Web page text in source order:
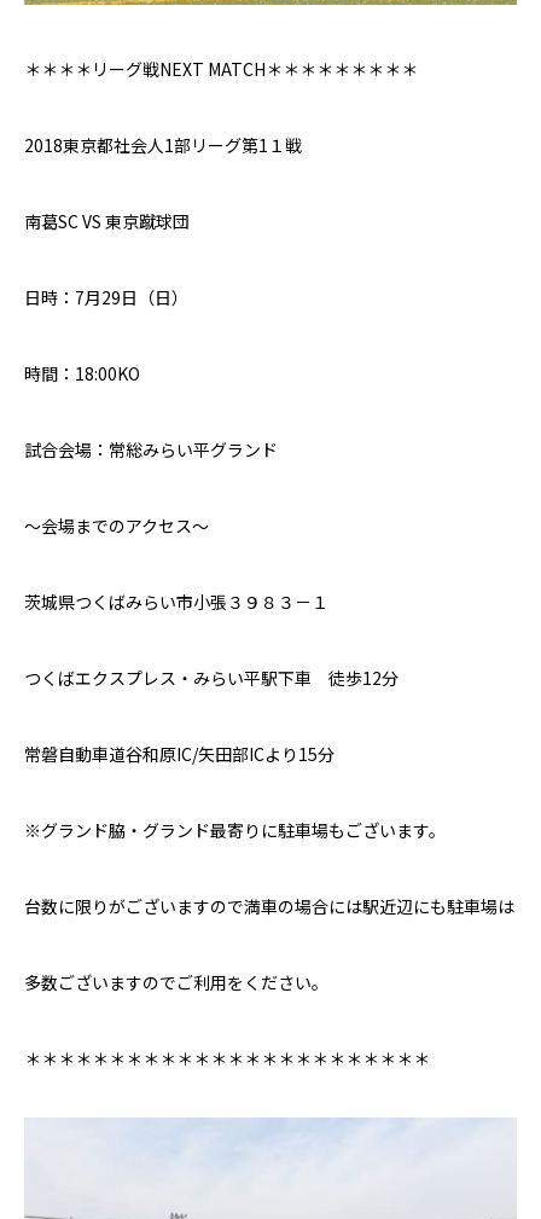
＊＊＊＊リーグ戦NEXT MATCH＊＊＊＊＊＊＊＊＊
2018東京都社会人 1部リーグ第1１ 戦
南葛SCVS 東京蹴球団
日時： 7月29日（日）
時間： 18:00KO
試合会場：常総みらい平グランド
〜会場までのアクセス〜
茨城県つくばみらい市小張３９８３－１
つくばエクスプレス・みらい平駅下車 徒歩12分
常磐自動車道谷和原IC/矢田部ICより 15分
※グランド脇・グランド最寄りに駐車場もございます。
台数に限りがございますので満車の場合には駅近辺にも駐車場は
多数ございますのでご利用をください。
＊＊＊＊＊＊＊＊＊＊＊＊＊＊＊＊＊＊＊＊＊＊＊＊